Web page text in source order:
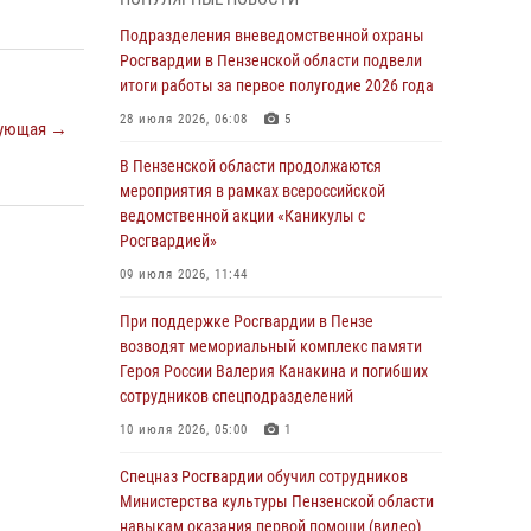
→
маскировавшейся под реабилитационный
центр (видео)
04 августа 2026, 07:05 4 1
В Управлении Росгвардии по Пензенской
полугодие 2026 года
04 августа 2026, 06:08
Росгвардия обеспечила безопасность
праздничных мероприятий в День ВДВ в
03 августа 2026, 07:14 1
В Пензе сотрудники Росгвардии задержали
мужчину, который криками и нецензурной
бранью напугал жильцов многоквартирного
03 августа 2026, 05:59
Подразделения вневедомственной охраны
Росгвардии в Пензенской области подвели
итоги работы за первое полугодие 2026 года
28 июля 2026, 06:08 5
В Пензенской области продолжаются
мероприятия в рамках всероссийской
ведомственной акции «Каникулы с
Росгвардией»
09 июля 2026, 11:44
При поддержке Росгвардии в Пензе
возводят мемориальный комплекс памяти
Героя России Валерия Канакина и погибших
сотрудников спецподразделений
10 июля 2026, 05:00 1
Спецназ Росгвардии обучил сотрудников
Министерства культуры Пензенской области
навыкам оказания первой помощи (видео)